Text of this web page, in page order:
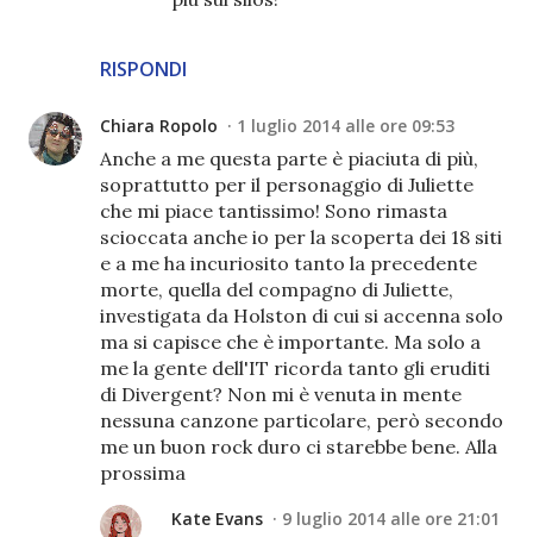
RISPONDI
Chiara Ropolo 1 luglio 2014 alle ore 09:53
Anche a me questa parte è piaciuta di più,
soprattutto per il personaggio di Juliette
che mi piace tantissimo! Sono rimasta
scioccata anche io per la scoperta dei 18 siti
e a me ha incuriosito tanto la precedente
morte, quella del compagno di Juliette,
investigata da Holston di cui si accenna solo
ma si capisce che è importante. Ma solo a
me la gente dell'IT ricorda tanto gli eruditi
di Divergent? Non mi è venuta in mente
nessuna canzone particolare, però secondo
me un buon rock duro ci starebbe bene. Alla
prossima
Kate Evans 9 luglio 2014 alle ore 21:01